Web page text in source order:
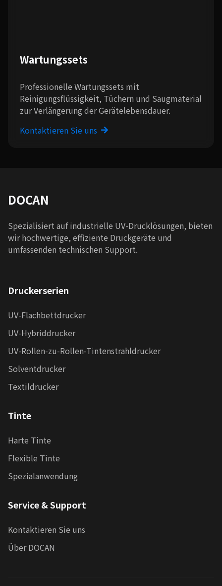
Wartungssets
Professionelle Wartungssets mit
Reinigungsflüssigkeit, Tüchern und Saugmaterial
zur Verlängerung der Gerätelebensdauer.
Kontaktieren Sie uns
DOCAN
Spezialisiert auf industrielle UV-Drucklösungen, bieten
wir hochwertige, effiziente Druckgeräte und
umfassenden technischen Support.
Druckerserien
UV-Flachbettdrucker
UV-Hybriddrucker
UV-Rollen-zu-Rollen-Tintenstrahldrucker
Solventdrucker
Textildrucker
Tinte
Harte Tinte
Flexible Tinte
Spezialanwendung
Service & Support
Kontaktieren Sie uns
Über DOCAN